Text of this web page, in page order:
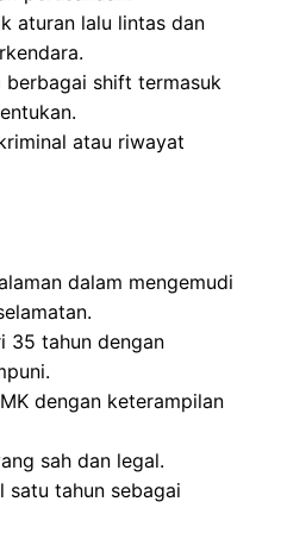
aturan lalu lintas dan
berbagai shift termasuk
atau riwayat
dalam mengemudi
35 tahun dengan
dengan keterampilan
sah dan legal.
satu tahun sebagai